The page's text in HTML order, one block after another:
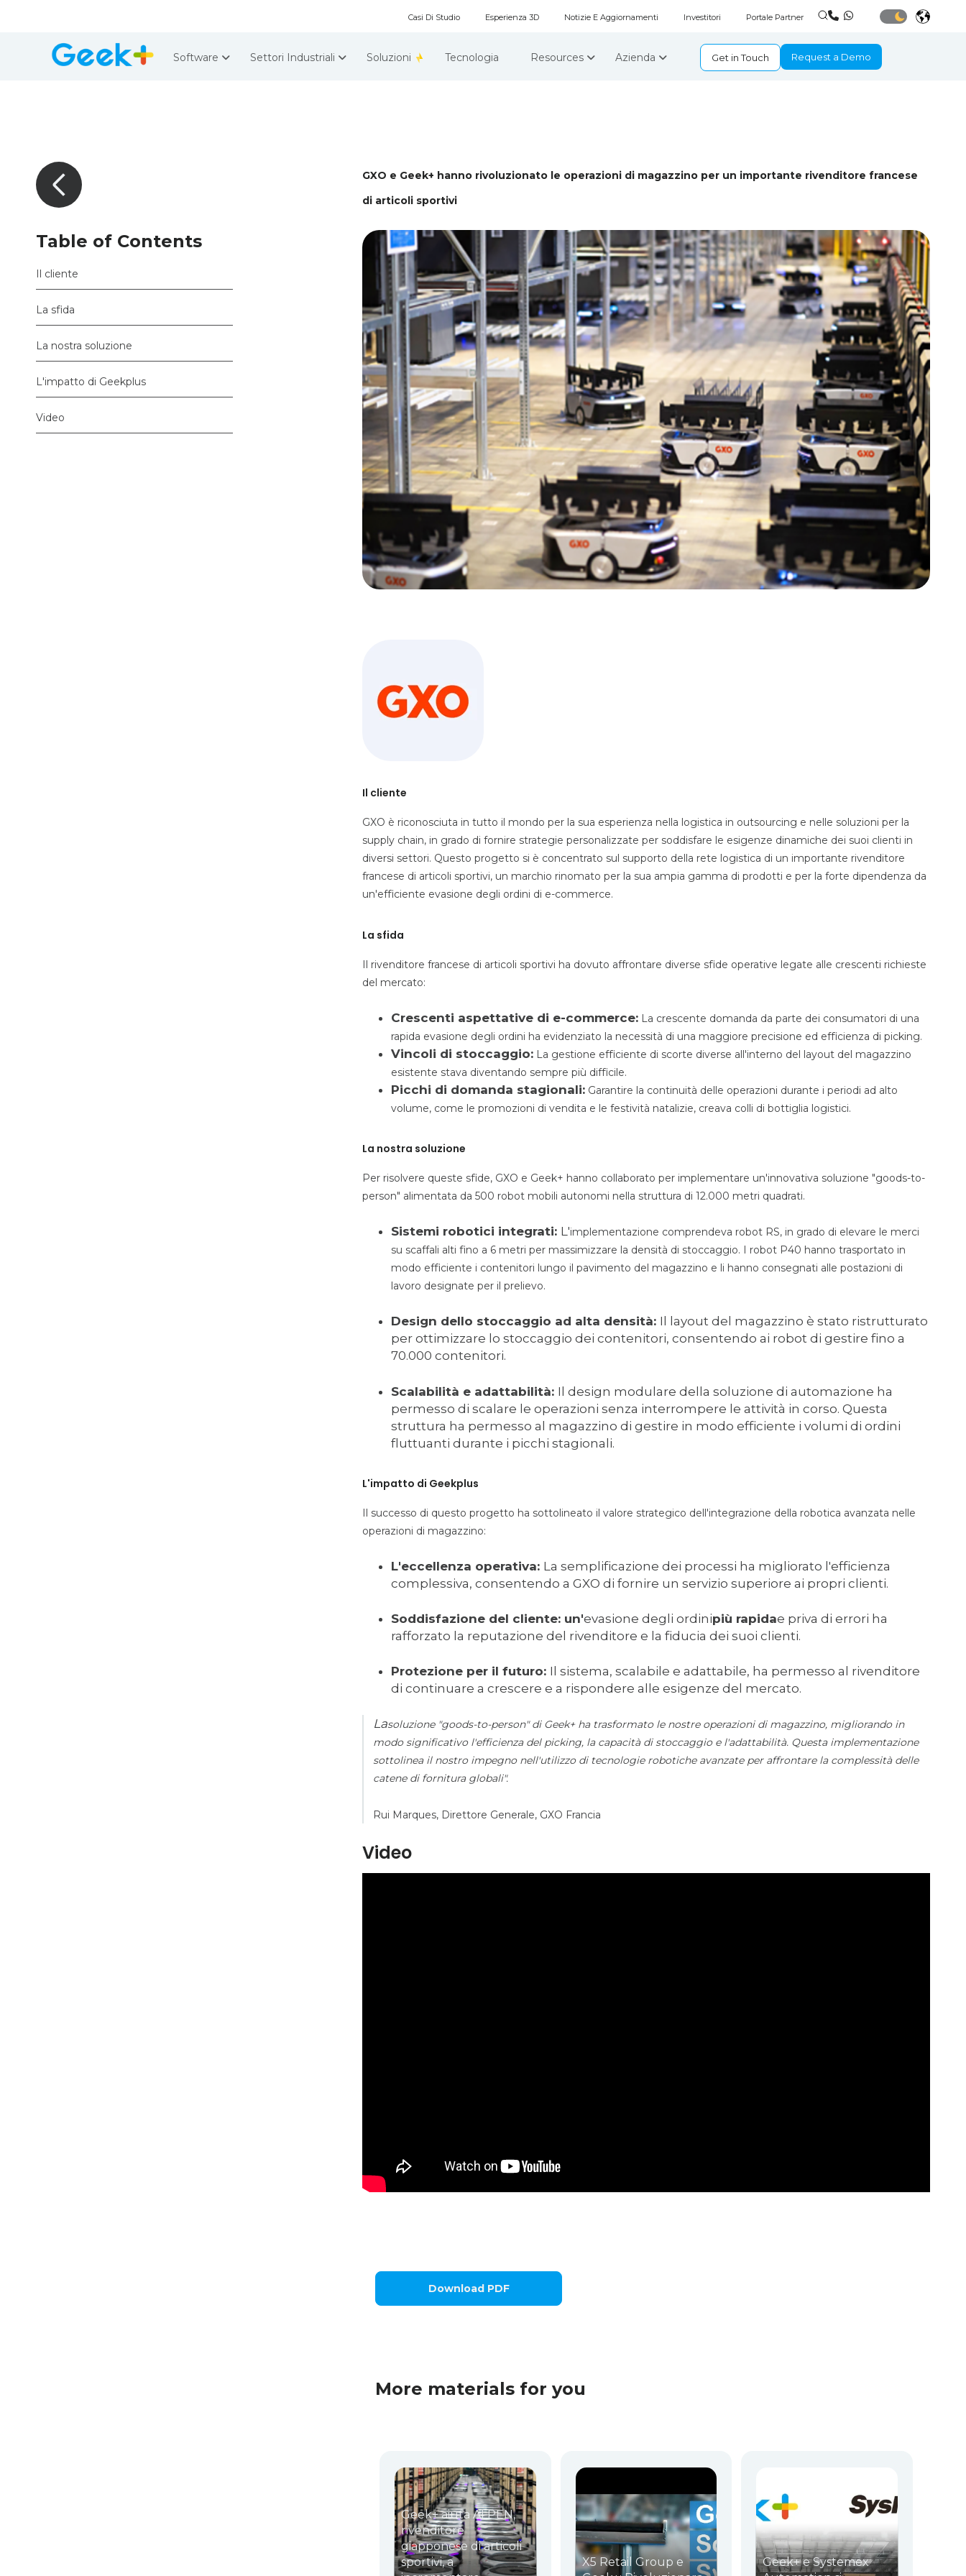
Casi Di Studio Esperienza 3D Notizie E Aggiornamenti Investitori Portale Partner
Software Settori Industriali Soluzioni Tecnologia Resources Azienda Get in Touch Request a Demo
Table of Contents
Il cliente
La sfida
La nostra soluzione
L'impatto di Geekplus
Video
GXO e Geek+ hanno rivoluzionato le operazioni di magazzino per un importante rivenditore francese
di articoli sportivi
Il cliente
GXO è riconosciuta in tutto il mondo per la sua esperienza nella logistica in outsourcing e nelle soluzioni per la
supply chain, in grado di fornire strategie personalizzate per soddisfare le esigenze dinamiche dei suoi clienti in
diversi settori. Questo progetto si è concentrato sul supporto della rete logistica di un importante rivenditore
francese di articoli sportivi, un marchio rinomato per la sua ampia gamma di prodotti e per la forte dipendenza da
un'efficiente evasione degli ordini di e-commerce.
La sfida
Il rivenditore francese di articoli sportivi ha dovuto affrontare diverse sfide operative legate alle crescenti richieste
del mercato:
Crescenti aspettative di e-commerce: La crescente domanda da parte dei consumatori di una
rapida evasione degli ordini ha evidenziato la necessità di una maggiore precisione ed efficienza di picking.
Vincoli di stoccaggio: La gestione efficiente di scorte diverse all'interno del layout del magazzino
esistente stava diventando sempre più difficile.
Picchi di domanda stagionali: Garantire la continuità delle operazioni durante i periodi ad alto
volume, come le promozioni di vendita e le festività natalizie, creava colli di bottiglia logistici.
La nostra soluzione
Per risolvere queste sfide, GXO e Geek+ hanno collaborato per implementare un'innovativa soluzione "goods-to-
person" alimentata da 500 robot mobili autonomi nella struttura di 12.000 metri quadrati.
Sistemi robotici integrati: L'implementazione comprendeva robot RS, in grado di elevare le merci
su scaffali alti fino a 6 metri per massimizzare la densità di stoccaggio. I robot P40 hanno trasportato in
modo efficiente i contenitori lungo il pavimento del magazzino e li hanno consegnati alle postazioni di
lavoro designate per il prelievo.
Design dello stoccaggio ad alta densità: Il layout del magazzino è stato ristrutturato
per ottimizzare lo stoccaggio dei contenitori, consentendo ai robot di gestire fino a
70.000 contenitori.
Scalabilità e adattabilità: Il design modulare della soluzione di automazione ha
permesso di scalare le operazioni senza interrompere le attività in corso. Questa
struttura ha permesso al magazzino di gestire in modo efficiente i volumi di ordini
fluttuanti durante i picchi stagionali.
L'impatto di Geekplus
Il successo di questo progetto ha sottolineato il valore strategico dell'integrazione della robotica avanzata nelle
operazioni di magazzino:
L'eccellenza operativa: La semplificazione dei processi ha migliorato l'efficienza
complessiva, consentendo a GXO di fornire un servizio superiore ai propri clienti.
Soddisfazione del cliente: un'evasione degli ordinipiù rapidae priva di errori ha
rafforzato la reputazione del rivenditore e la fiducia dei suoi clienti.
Protezione per il futuro: Il sistema, scalabile e adattabile, ha permesso al rivenditore
di continuare a crescere e a rispondere alle esigenze del mercato.
Lasoluzione "goods-to-person" di Geek+ ha trasformato le nostre operazioni di magazzino, migliorando in
modo significativo l'efficienza del picking, la capacità di stoccaggio e l'adattabilità. Questa implementazione
sottolinea il nostro impegno nell'utilizzo di tecnologie robotiche avanzate per affrontare la complessità delle
catene di fornitura globali".
Rui Marques, Direttore Generale, GXO Francia
Video
Download PDF
More materials for you
Geek+ aiuta ALPEN,
rivenditore
giapponese di articoli
sportivi, a
X5 Retail Group e
Geek+ e Systemex